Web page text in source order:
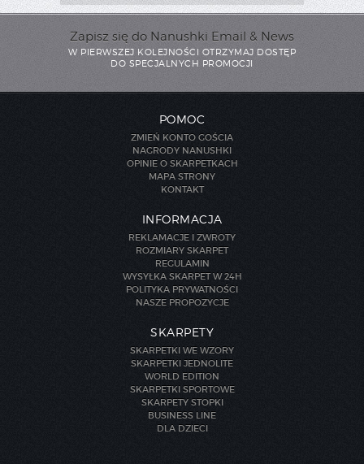
Zapisz się do Nanushki Email & News
W PIERWSZEJ KOLEJNOŚCI OTRZYMAJ DOSTĘP
DO SPECJALNYCH PROMOCJI
POMOC
ZMIEŃ KONTO GOŚCIA
NAGRODY NANUSHKI
OPINIE O SKARPETKACH
MAPA STRONY
KONTAKT
INFORMACJA
REKLAMACJE I ZWROTY
ROZMIARY SKARPET
REGULAMIN
WYSYŁKA SKARPET W 24H
POLITYKA PRYWATNOŚCI
NASZE PROPOZYCJE
SKARPETY
SKARPETKI WE WZORY
SKARPETKI JEDNOLITE
WORLD EDITION
SKARPETKI SPORTOWE
SKARPETY STOPKI
BUSINESS LINE
DLA DZIECI